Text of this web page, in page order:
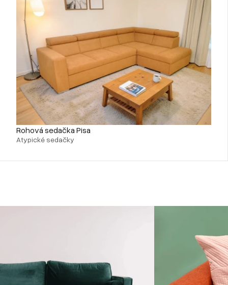
Rohová sedačka Pisa
Atypické sedačky